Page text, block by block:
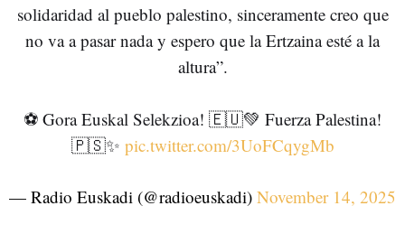
solidaridad al pueblo palestino, sinceramente creo que
no va a pasar nada y espero que la Ertzaina esté a la
altura”.
⚽ Gora Euskal Selekzioa! 🇪🇺💚 Fuerza Palestina!
🇵🇸✨ pic.twitter.com/3UoFCqygMb
— Radio Euskadi (@radioeuskadi) November 14, 2025